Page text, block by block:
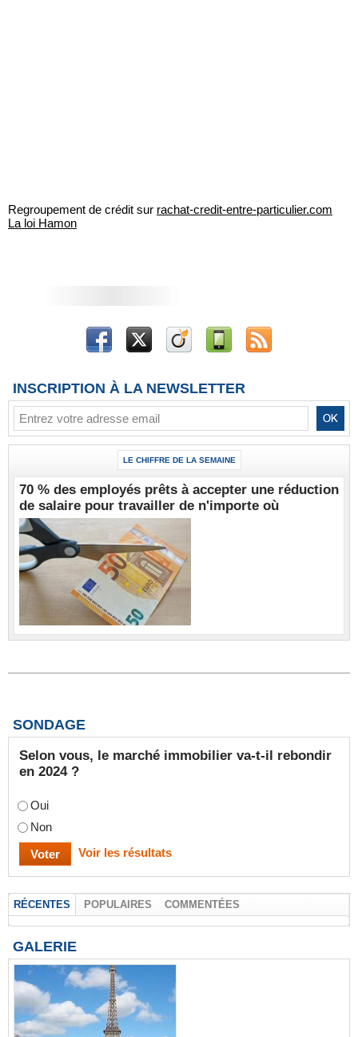
Regroupement de crédit sur rachat-credit-entre-particulier.com
La loi Hamon
INSCRIPTION À LA NEWSLETTER
LE CHIFFRE DE LA SEMAINE
70 % des employés prêts à accepter une réduction
de salaire pour travailler de n'importe où
SONDAGE
Selon vous, le marché immobilier va-t-il rebondir
en 2024 ?
Oui
Non
Voir les résultats
RÉCENTES POPULAIRES COMMENTÉES
GALERIE